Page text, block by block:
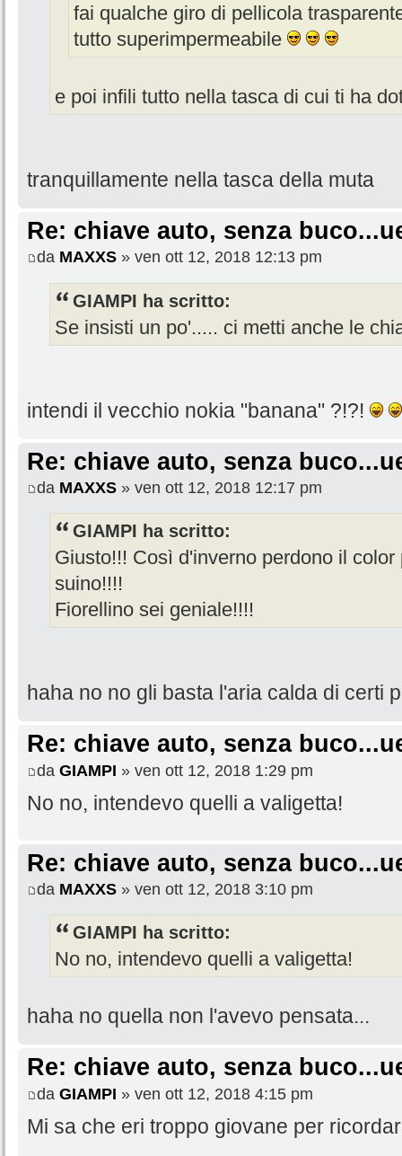
fai qualche giro di pellicola
tutto superimpermeabile
e poi infili tutto nella tasca di cui ti ha
tranquillamente nella tasca della muta
Re: chiave auto, senza
da MAXXS » ven ott 12, 2018 12:13 pm
GIAMPI ha scritto:
Se insisti un po'..... ci metti anche le
intendi il vecchio nokia "banana" ?!?!
Re: chiave auto, senza
da MAXXS » ven ott 12, 2018 12:17 pm
GIAMPI ha scritto:
Giusto!!! Così d'inverno perdono il
suino!!!!
Fiorellino sei geniale!!!!
haha no no gli basta l'aria calda di certi
Re: chiave auto, senza
da GIAMPI » ven ott 12, 2018 1:29 pm
No no, intendevo quelli a valigetta!
Re: chiave auto, senza
da MAXXS » ven ott 12, 2018 3:10 pm
GIAMPI ha scritto:
No no, intendevo quelli a valigetta!
haha no quella non l'avevo pensata...
Re: chiave auto, senza
da GIAMPI » ven ott 12, 2018 4:15 pm
Mi sa che eri troppo giovane per